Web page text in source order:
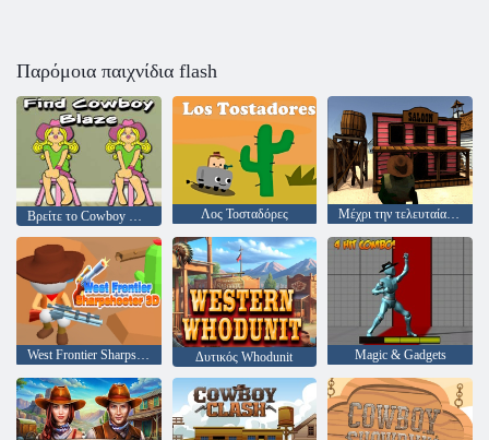
Παρόμοια παιχνίδια flash
Βρείτε το Cowboy Blaze Λος Τοσταδόρες Μέχρι την τελευταία βολή
West Frontier Sharpshooter 3D Δυτικός Whodunit Magic & Gadgets